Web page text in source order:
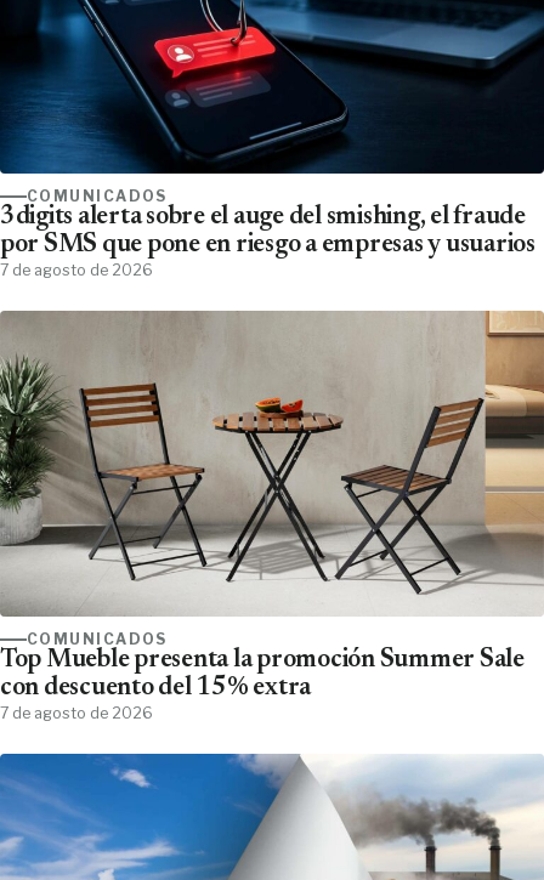
COMUNICADOS
3digits alerta sobre el auge del smishing, el fraude
por SMS que pone en riesgo a empresas y usuarios
7 de agosto de 2026
COMUNICADOS
Top Mueble presenta la promoción Summer Sale
con descuento del 15% extra
7 de agosto de 2026